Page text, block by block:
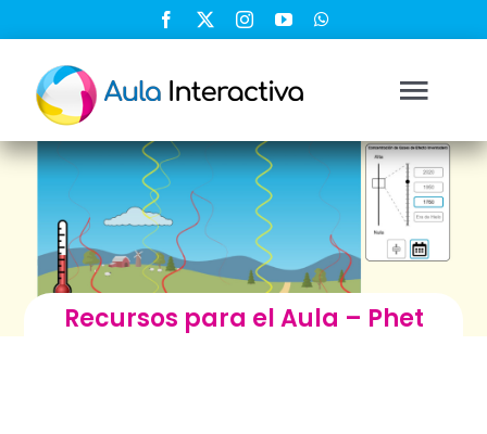
contenido
Ingresar
Registrarse
Nosotros
Recursos para el Aula – Phet